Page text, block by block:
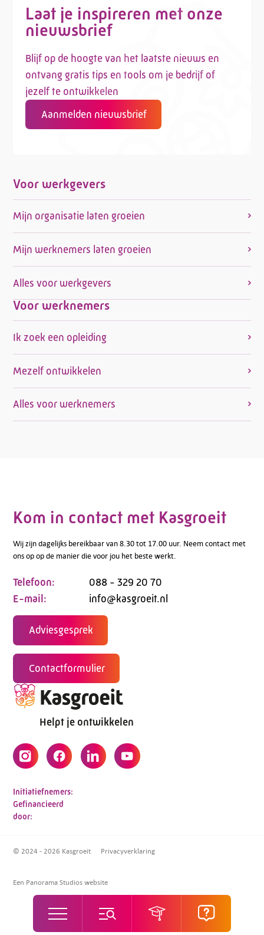
Laat je inspireren met onze
nieuwsbrief
Blijf op de hoogte van het laatste nieuws en
ontvang gratis tips en tools om je bedrijf of
jezelf te ontwikkelen
Aanmelden nieuwsbrief
Voor werkgevers
Mijn organisatie laten groeien
Mijn werknemers laten groeien
Alles voor werkgevers
Voor werknemers
Ik zoek een opleiding
Mezelf ontwikkelen
Alles voor werknemers
Kom in contact met Kasgroeit
Wij zijn dagelijks bereikbaar van 8.30 tot 17.00 uur. Neem contact met
ons op op de manier die voor jou het beste werkt.
Telefoon:
088 - 329 20 70
E-mail:
info@kasgroeit.nl
Adviesgesprek
Contactformulier
Helpt je ontwikkelen
Initiatiefnemers:
Gefinancieerd
door:
© 2024 - 2026 Kasgroeit Privacyverklaring
Een Panorama Studios website